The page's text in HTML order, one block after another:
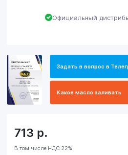
Официальный
Задать в вопрос в
Какое масло заливать
713 р.
В том числе НДС 22%